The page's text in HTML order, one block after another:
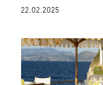
22.02.2025